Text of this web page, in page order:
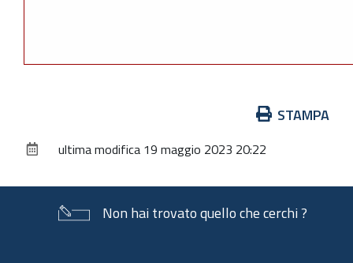
documento
STAMPA
ultima modifica 19 maggio 2023 20:22
Non hai trovato quello che cerchi ?